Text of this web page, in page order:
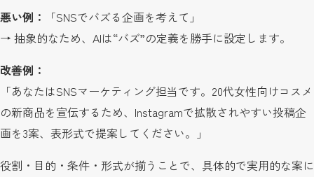
悪い例：
「SNSでバズる企画を考えて」
→ 抽象的なため、AIは“バズ”の定義を勝手に設定します。
改善例：
「あなたはSNSマーケティング担当です。20代女性向けコスメ
の新商品を宣伝するため、Instagramで拡散されやすい投稿企
画を3案、表形式で提案してください。」
役割・目的・条件・形式が揃うことで、具体的で実用的な案に